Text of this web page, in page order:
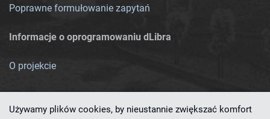
Poprawne formułowanie zapytań
Informacje o oprogramowaniu dLibra
O projekcie
Używamy plików cookies, by nieustannie zwiększać komfort